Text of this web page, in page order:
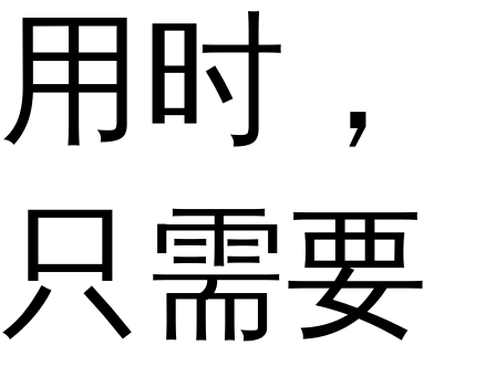
用时，
只需要